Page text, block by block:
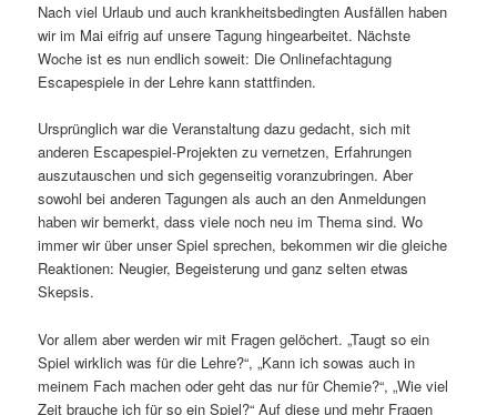
Nach viel Urlaub und auch krankheitsbedingten Ausfällen haben
wir im Mai eifrig auf unsere Tagung hingearbeitet. Nächste
Woche ist es nun endlich soweit: Die Onlinefachtagung
Escapespiele in der Lehre kann stattfinden.
Ursprünglich war die Veranstaltung dazu gedacht, sich mit
anderen Escapespiel-Projekten zu vernetzen, Erfahrungen
auszutauschen und sich gegenseitig voranzubringen. Aber
sowohl bei anderen Tagungen als auch an den Anmeldungen
haben wir bemerkt, dass viele noch neu im Thema sind. Wo
immer wir über unser Spiel sprechen, bekommen wir die gleiche
Reaktionen: Neugier, Begeisterung und ganz selten etwas
Skepsis.
Vor allem aber werden wir mit Fragen gelöchert. „Taugt so ein
Spiel wirklich was für die Lehre?“, „Kann ich sowas auch in
meinem Fach machen oder geht das nur für Chemie?“, „Wie viel
Zeit brauche ich für so ein Spiel?“ Auf diese und mehr Fragen